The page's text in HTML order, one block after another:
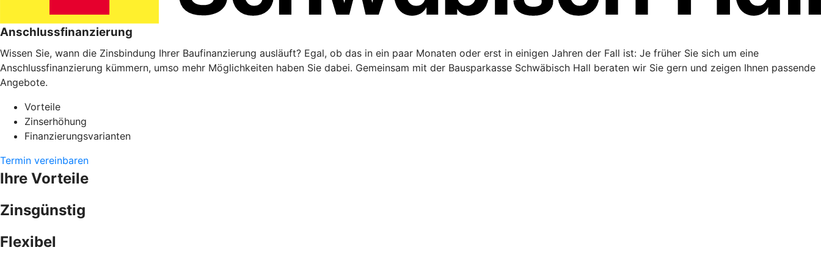
Anschlussfinanzierung
Wissen Sie, wann die Zinsbindung Ihrer Baufinanzierung ausläuft? Egal, ob das in ein paar Monaten oder erst in einigen Jahren der Fall ist: Je früher Sie sich um eine
Anschlussfinanzierung kümmern, umso mehr Möglichkeiten haben Sie dabei. Gemeinsam mit der Bausparkasse Schwäbisch Hall beraten wir Sie gern und zeigen Ihnen passende
Angebote.
Vorteile
Zinserhöhung
Finanzierungsvarianten
Termin vereinbaren
Ihre Vorteile
Zinsgünstig
Flexibel